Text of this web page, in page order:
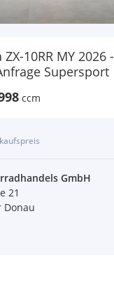
10RR MY 2026 -
Supersport
ccm
GmbH
21
Donau